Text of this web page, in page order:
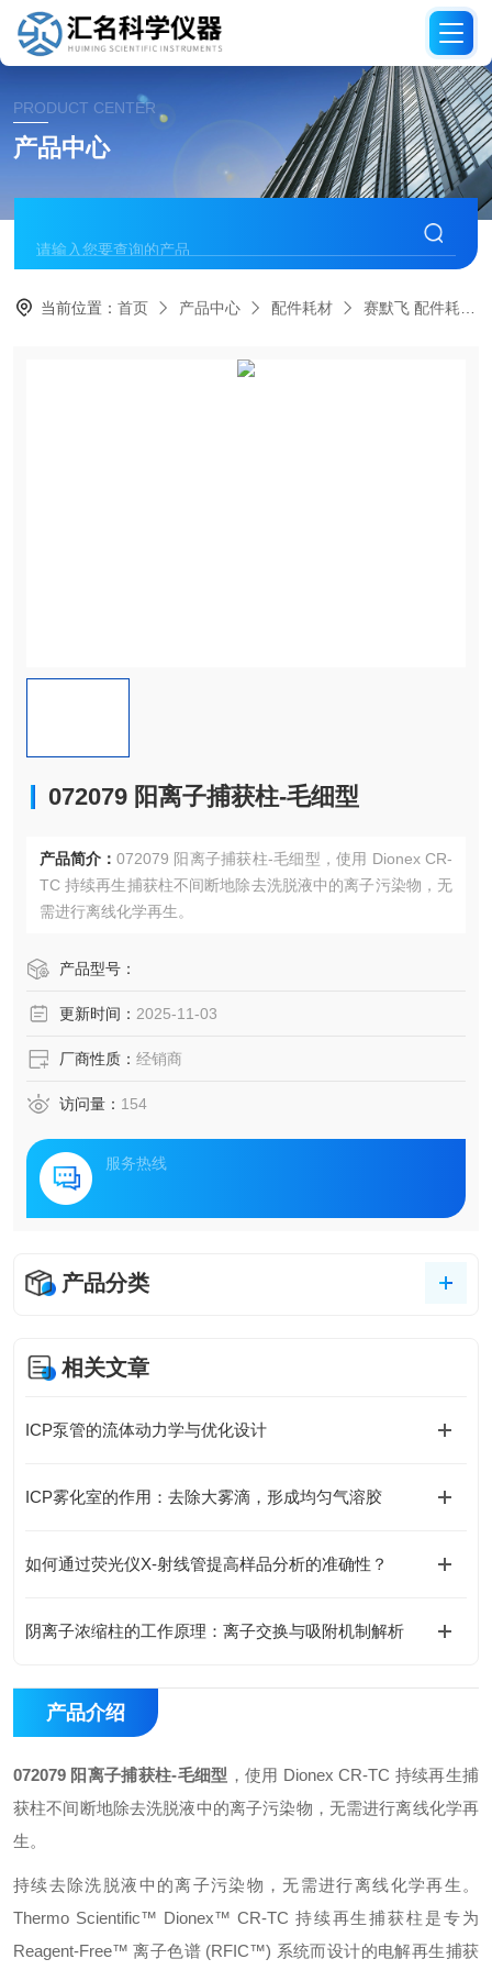
PRODUCT CENTER
产品中心
当前位置：首页 产品中心 配件耗材 赛默飞 配件耗材
072079 阳离子捕获柱-毛细型
产品简介： 072079 阳离子捕获柱-毛细型，使用 Dionex CR-
TC 持续再生捕获柱不间断地除去洗脱液中的离子污染物，无
需进行离线化学再生。
产品型号：
更新时间： 2025-11-03
厂商性质： 经销商
访问量： 154
服务热线
产品分类
相关文章
ICP泵管的流体动力学与优化设计
ICP雾化室的作用：去除大雾滴，形成均匀气溶胶
如何通过荧光仪X-射线管提高样品分析的准确性？
阴离子浓缩柱的工作原理：离子交换与吸附机制解析
产品介绍
072079 阳离子捕获柱-毛细型 ，使用 Dionex CR-TC 持续再生捕
获柱不间断地除去洗脱液中的离子污染物，无需进行离线化学再
生。
持续去除洗脱液中的离子污染物，无需进行离线化学再生。
Thermo Scientific™ Dionex™ CR-TC 持续再生捕获柱是专为
Reagent-Free™ 离子色谱 (RFIC™) 系统而设计的电解再生捕获